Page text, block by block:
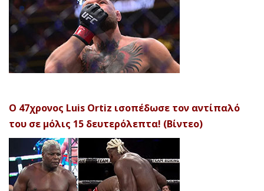
Ο 47χρονος Luis Ortiz ισοπέδωσε τον αντίπαλό
του σε μόλις 15 δευτερόλεπτα! (Βίντεο)